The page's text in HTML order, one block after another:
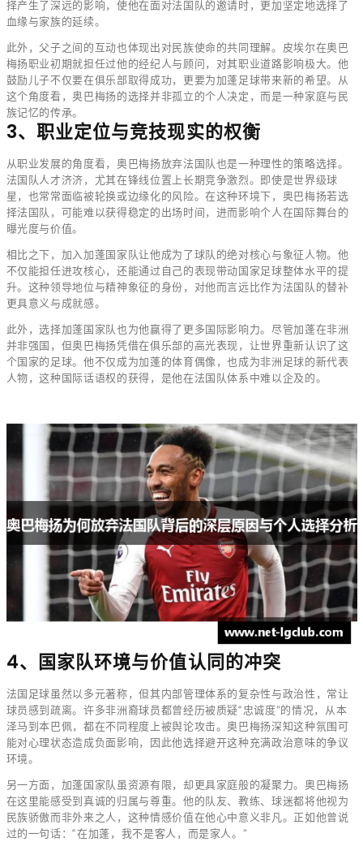
择产生了深远的影响，使他在面对法国队的邀请时，更加坚定地选择了
血缘与家族的延续。
此外，父子之间的互动也体现出对民族使命的共同理解。皮埃尔在奥巴
梅扬职业初期就担任过他的经纪人与顾问，对其职业道路影响极大。他
鼓励儿子不仅要在俱乐部取得成功，更要为加蓬足球带来新的希望。从
这个角度看，奥巴梅扬的选择并非孤立的个人决定，而是一种家庭与民
族记忆的传承。
3、职业定位与竞技现实的权衡
从职业发展的角度看，奥巴梅扬放弃法国队也是一种理性的策略选择。
法国队人才济济，尤其在锋线位置上长期竞争激烈。即使是世界级球
星，也常常面临被轮换或边缘化的风险。在这种环境下，奥巴梅扬若选
择法国队，可能难以获得稳定的出场时间，进而影响个人在国际舞台的
曝光度与价值。
相比之下，加入加蓬国家队让他成为了球队的绝对核心与象征人物。他
不仅能担任进攻核心，还能通过自己的表现带动国家足球整体水平的提
升。这种领导地位与精神象征的身份，对他而言远比作为法国队的替补
更具意义与成就感。
此外，选择加蓬国家队也为他赢得了更多国际影响力。尽管加蓬在非洲
并非强国，但奥巴梅扬凭借在俱乐部的高光表现，让世界重新认识了这
个国家的足球。他不仅成为加蓬的体育偶像，也成为非洲足球的新代表
人物，这种国际话语权的获得，是他在法国队体系中难以企及的。
4、国家队环境与价值认同的冲突
法国足球虽然以多元著称，但其内部管理体系的复杂性与政治性，常让
球员感到疏离。许多非洲裔球员都曾经历被质疑“忠诚度”的情况，从本
泽马到本巴佩，都在不同程度上被舆论攻击。奥巴梅扬深知这种氛围可
能对心理状态造成负面影响，因此他选择避开这种充满政治意味的争议
环境。
另一方面，加蓬国家队虽资源有限，却更具家庭般的凝聚力。奥巴梅扬
在这里能感受到真诚的归属与尊重。他的队友、教练、球迷都将他视为
民族骄傲而非外来之人，这种情感价值在他心中意义非凡。正如他曾说
过的一句话：“在加蓬，我不是客人，而是家人。”